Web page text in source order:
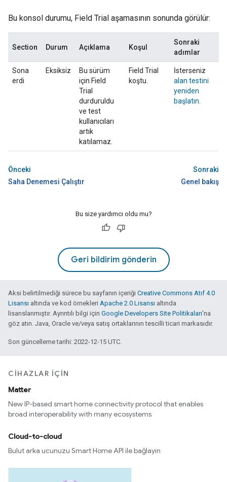
Bu konsol durumu, Field Trial aşamasının sonunda görülür:
Section Durum Açıklama Koşul
Sonraki
adımlar
Sona
erdi
Eksiksiz
Bu sürüm
için Field
Trial
durduruldu
ve test
kullanıcıları
artık
katılamaz.
Field Trial
koştu.
İsterseniz
alan testini
yeniden
başlatın
Önceki
Saha Denemesi Çalıştır
Sonraki
Genel bakış
Bu size yardımcı oldu mu?
Geri bildirim gönderin
Aksi belirtilmediği sürece bu sayfanın içeriği Creative Commons Atıf 4.0
Lisansı altında ve kod örnekleri Apache 2.0 Lisansı altında
lisanslanmıştır. Ayrıntılı bilgi için Google Developers Site Politikaları'na
göz atın. Java, Oracle ve/veya satış ortaklarının tescilli ticari markasıdır.
Son güncelleme tarihi: 2022-12-15 UTC.
CIHAZLAR IÇIN
Matter
New IP-based smart home connectivity protocol that enables
broad interoperability with many ecosystems
Cloud-to-cloud
Bulut arka ucunuzu Smart Home API ile bağlayın